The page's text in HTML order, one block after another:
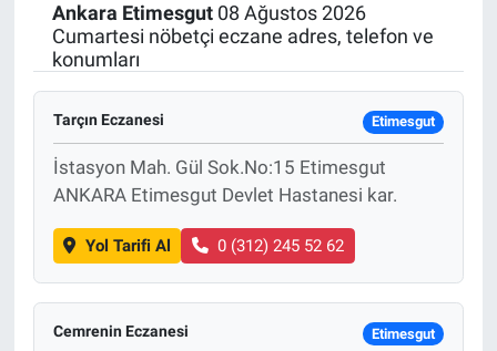
Ankara Etimesgut08 Ağustos 2026
Cumartesi nöbetçi eczane adres, telefon ve
konumları
Tarçın Eczanesi Etimesgut
İstasyon Mah. Gül Sok.No:15 Etimesgut
ANKARA Etimesgut Devlet Hastanesi kar.
Yol Tarifi Al 0 (312) 245 52 62
Cemrenin Eczanesi Etimesgut